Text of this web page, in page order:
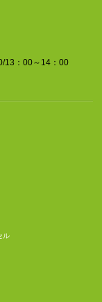
13：00～14：00
ル